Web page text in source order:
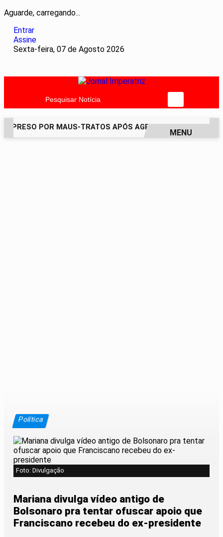
Aguarde, carregando...
Entrar
Assine
Sexta-feira, 07 de Agosto 2026
Pesquisar Notícia
PRESO POR MAUS-TRATOS APÓS AGREDIR GRAVEMENTE
MENU
Política
Foto: Divulgação
Mariana divulga vídeo antigo de
Bolsonaro pra tentar ofuscar apoio que
Franciscano recebeu do ex-presidente